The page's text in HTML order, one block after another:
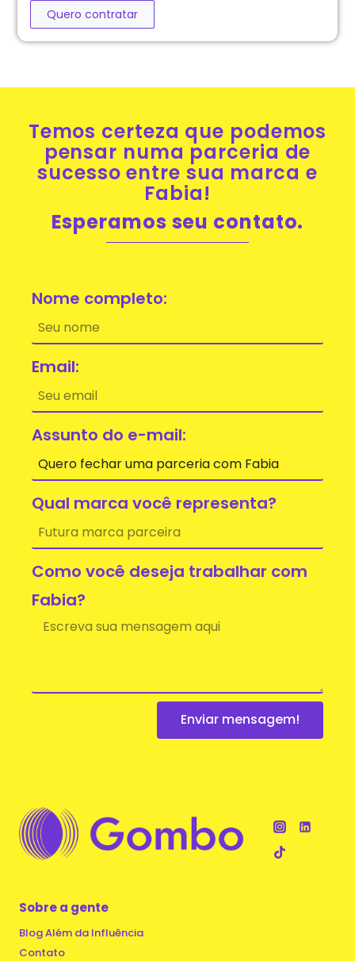
Quero contratar
Temos certeza que podemos
pensar numa parceria de
sucesso entre sua marca e
Fabia!
Esperamos seu contato.
Nome completo:
Email:
Assunto do e-mail:
Qual marca você representa?
Como você deseja trabalhar com
Fabia?
Enviar mensagem!
Sobre a gente
Blog Além da Influência
Contato